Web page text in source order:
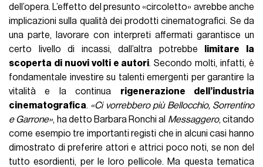
dell’opera. L’effetto del presunto «circoletto» avrebbe anche
implicazioni sulla qualità dei prodotti cinematografici. Se da
una parte, lavorare con interpreti affermati garantisce un
certo livello di incassi, dall’altra potrebbe
limitare la
scoperta di nuovi volti e autori. Secondo molti, infatti, è
fondamentale investire su talenti emergenti per garantire la
vitalità e la continua rigenerazione dell’industria
cinematografica. «Ci vorrebbero più Bellocchio, Sorrentino
e Garrone», ha detto Barbara Ronchi al Messaggero, citando
come esempio tre importanti registi che in alcuni casi hanno
dimostrato di preferire attori e attrici poco noti, se non del
tutto esordienti, per le loro pellicole. Ma questa tematica